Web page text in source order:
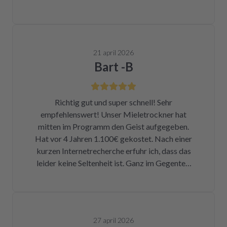
21 april 2026
Bart -B
Richtig gut und super schnell! Sehr
empfehlenswert! Unser Mieletrockner hat
mitten im Programm den Geist aufgegeben.
Hat vor 4 Jahren 1.100€ gekostet. Nach einer
kurzen Internetrecherche erfuhr ich, dass das
leider keine Seltenheit ist. Ganz im Gegenteil.
Modell und Fehler eingegeben und dann hatte
27 april 2026